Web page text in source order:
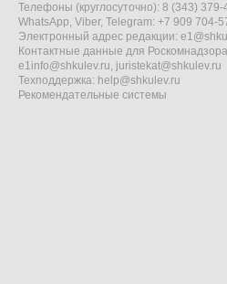
Телефоны (круглосуточно): 8 (343)
WhatsApp, Viber, Telegram: +7 909 704-
Электронный адрес редакции:
Контактные данные для
e1info@shkulev.ru, juristekat@shkulev.ru
Техподдержка: help@shkulev.ru
Рекомендательные системы